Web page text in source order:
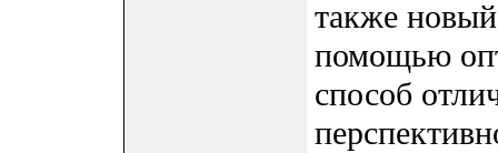
также
помощью
способ